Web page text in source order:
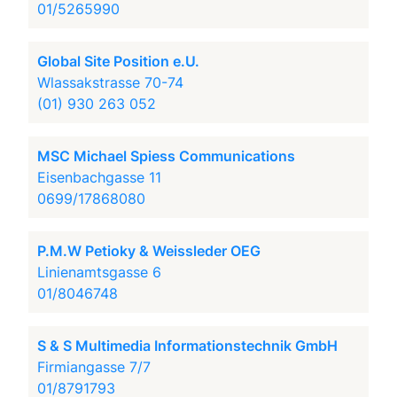
01/5265990
Global Site Position e.U.
Wlassakstrasse 70-74
(01) 930 263 052
MSC Michael Spiess Communications
Eisenbachgasse 11
0699/17868080
P.M.W Petioky & Weissleder OEG
Linienamtsgasse 6
01/8046748
S & S Multimedia Informationstechnik GmbH
Firmiangasse 7/7
01/8791793